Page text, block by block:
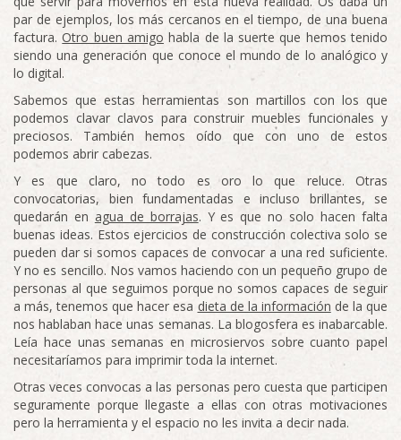
par de ejemplos, los más cercanos en el tiempo, de una buena
factura.Otro buen amigo habla de la suerte que hemos tenido
siendo una generación que conoce el mundo de lo analógico y
lo digital.
Sabemos que estas herramientas son martillos con los que
podemos clavar clavos para construir muebles funcionales y
preciosos. También hemos oído que con uno de estos
podemos abrir cabezas.
Y es que claro, no todo es oro lo que reluce. Otras
convocatorias, bien fundamentadas e incluso brillantes, se
quedarán en agua de borrajas. Y es que no solo hacen falta
buenas ideas. Estos ejercicios de construcción colectiva solo se
pueden dar si somos capaces de convocar a una red suficiente.
Y no es sencillo. Nos vamos haciendo con un pequeño grupo de
personas al que seguimos porque no somos capaces de seguir
a más, tenemos que hacer esa dieta de la información de la que
nos hablaban hace unas semanas. La blogosfera es inabarcable.
Leía hace unas semanas en microsiervos sobre cuanto papel
necesitaríamos para imprimir toda la internet.
Otras veces convocas a las personas pero cuesta que participen
seguramente porque llegaste a ellas con otras motivaciones
pero la herramienta y el espacio no les invita a decir nada.